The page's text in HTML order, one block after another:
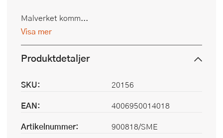
Malverket komm...
Visa mer
Produktdetaljer
SKU:
20156
EAN:
4006950014018
Artikelnummer:
900818/SME